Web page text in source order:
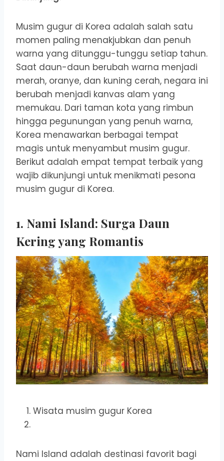
Musim gugur di Korea adalah salah satu
momen paling menakjubkan dan penuh
warna yang ditunggu-tunggu setiap tahun.
Saat daun-daun berubah warna menjadi
merah, oranye, dan kuning cerah, negara ini
berubah menjadi kanvas alam yang
memukau. Dari taman kota yang rimbun
hingga pegunungan yang penuh warna,
Korea menawarkan berbagai tempat
magis untuk menyambut musim gugur.
Berikut adalah empat tempat terbaik yang
wajib dikunjungi untuk menikmati pesona
musim gugur di Korea.
1. Nami Island: Surga Daun
Kering yang Romantis
Wisata musim gugur Korea
Nami Island adalah destinasi favorit bagi